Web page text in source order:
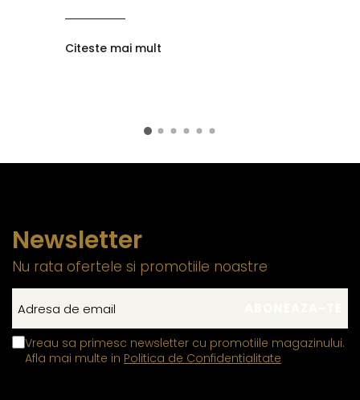
Citeste mai mult
Newsletter
Nu rata ofertele si promotiile noastre
Vreau sa primesc newsletter cu promotiile magazinului.
Afla mai multe in Politica de Confidentialitate